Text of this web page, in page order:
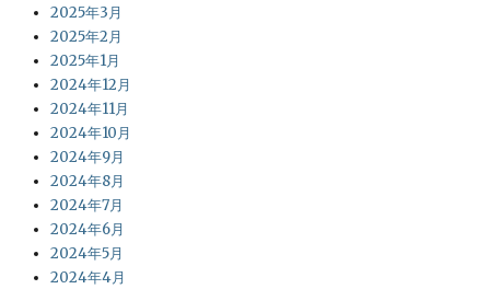
2025年3月
2025年2月
2025年1月
2024年12月
2024年11月
2024年10月
2024年9月
2024年8月
2024年7月
2024年6月
2024年5月
2024年4月